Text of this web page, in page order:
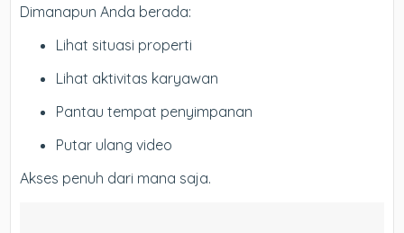
Dimanapun Anda berada:
Lihat situasi properti
Lihat aktivitas karyawan
Pantau tempat penyimpanan
Putar ulang video
Akses penuh dari mana saja.